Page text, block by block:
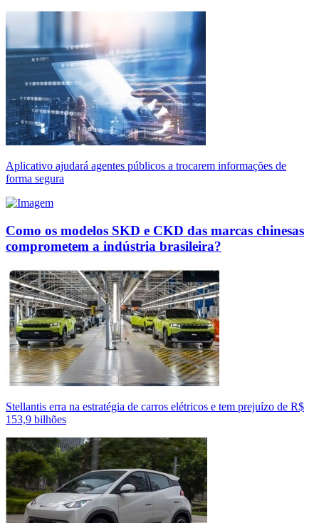
Aplicativo ajudará agentes públicos a trocarem informações de
forma segura
Como os modelos SKD e CKD das marcas chinesas
comprometem a indústria brasileira?
Stellantis erra na estratégia de carros elétricos e tem prejuízo de R$
153,9 bilhões